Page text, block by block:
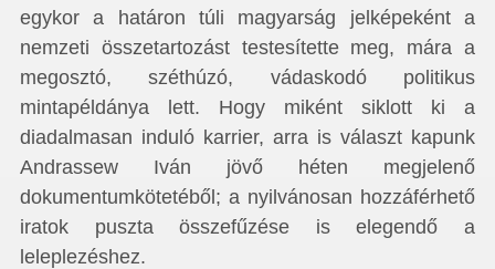
egykor a határon túli magyarság jelképeként a
nemzeti összetartozást testesítette meg, mára a
megosztó, széthúzó, vádaskodó politikus
mintapéldánya lett. Hogy miként siklott ki a
diadalmasan induló karrier, arra is választ kapunk
Andrassew Iván jövő héten megjelenő
dokumentumkötetéből; a nyilvánosan hozzáférhető
iratok puszta összefűzése is elegendő a
leleplezéshez.